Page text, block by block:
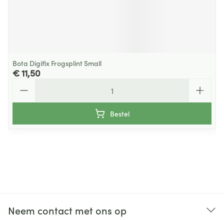
Bota Digifix Frogsplint Small
€ 11,50
Bestel
Neem contact met ons op